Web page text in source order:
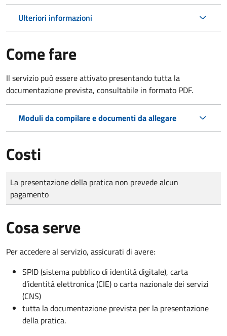
Ulteriori informazioni
Come fare
Il servizio può essere attivato presentando tutta la
documentazione prevista, consultabile in formato PDF.
Moduli da compilare e documenti da allegare
Costi
Tipo di pagamento
Importo
La presentazione della pratica non prevede alcun
pagamento
Cosa serve
Per accedere al servizio, assicurati di avere:
SPID (sistema pubblico di identità digitale), carta
d’identità elettronica (CIE) o carta nazionale dei servizi
(CNS)
tutta la documentazione prevista per la presentazione
della pratica.